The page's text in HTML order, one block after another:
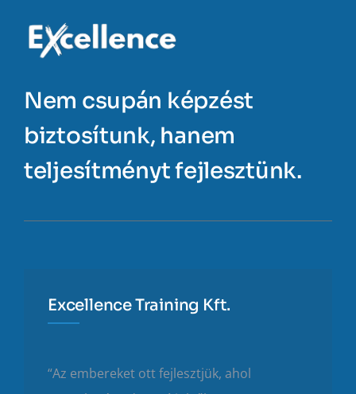
Nem csupán képzést
biztosítunk, hanem
teljesítményt fejlesztünk.
Excellence Training Kft.
“Az embereket ott fejlesztjük, ahol